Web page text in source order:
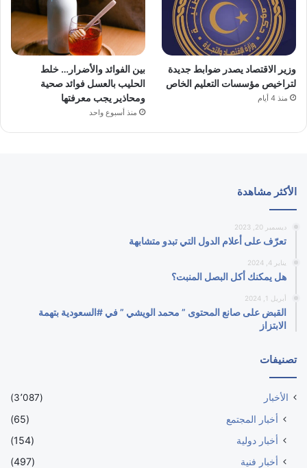
وزير الاقتصاد يصدر ضوابط جديدة
لتراخيص مؤسسات التعليم الخاص
منذ 4 أيام
بين الفوائد والأضرار… خلط
الحليب بالعسل فوائد صحية
ومحاذير يجب معرفتها
منذ أسبوع واحد
الأكثر مشاهدة
ديسمبر 20, 2023
تعرّف على أعلام الدول التي تبدو متشابهة
يناير 4, 2024
هل يمكنك أكل البصل المنبت؟
أبريل 1, 2024
القبض على صانع المحتوى ” محمد الويشي ” في #السعودية بتهمة
الابتزاز
تصنيفات
الأخبار (3٬087)
أخبار المجتمع
(65)
أخبار دولية
(154)
أخبار فنية
(497)